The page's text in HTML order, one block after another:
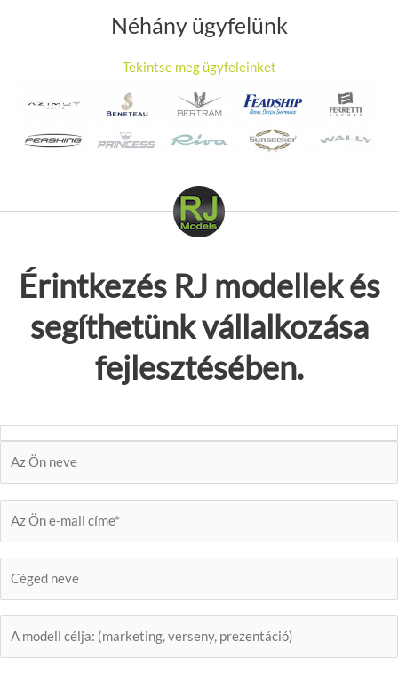
Néhány ügyfelünk
Tekintse meg ügyfeleinket
Érintkezés RJ modellekés
segíthetünk vállalkozása
fejlesztésében.